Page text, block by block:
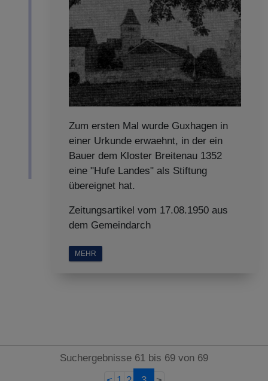
Zum ersten Mal wurde Guxhagen in
einer Urkunde erwaehnt, in der ein
Bauer dem Kloster Breitenau 1352
eine "Hufe Landes" als Stiftung
übereignet hat.
Zeitungsartikel vom 17.08.1950 aus
dem Gemeindarch
MEHR
Suchergebnisse 61 bis 69 von 69